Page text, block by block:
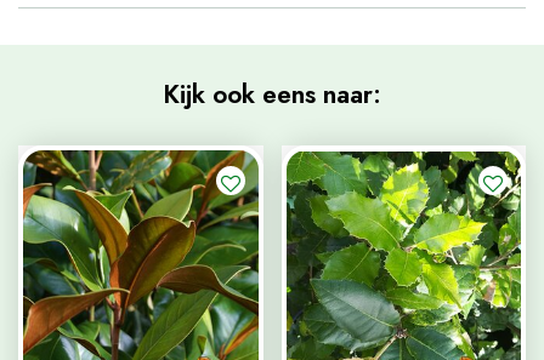
Kijk ook eens naar: